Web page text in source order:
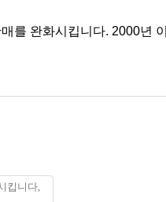
를 완화시킵니다. 2000년